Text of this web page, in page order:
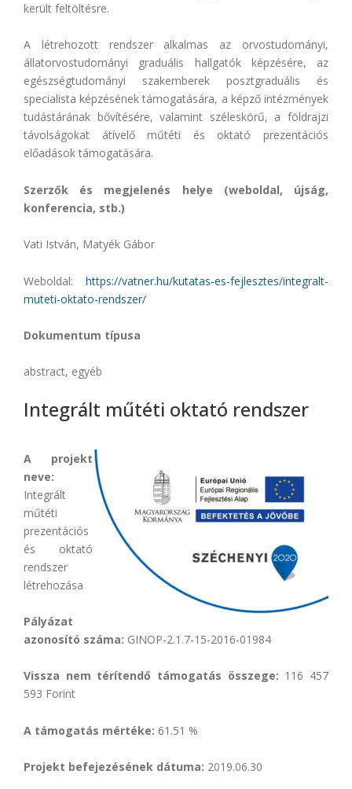
került feltöltésre.
A létrehozott rendszer alkalmas az orvostudományi,
állatorvostudományi graduális hallgatók képzésére, az
egészségtudományi szakemberek posztgraduális és
specialista képzésének támogatására, a képző intézmények
tudástárának bővítésére, valamint széleskörű, a földrajzi
távolságokat átívelő műtéti és oktató prezentációs
előadások támogatására.
Szerzők és megjelenés helye (weboldal, újság,
konferencia, stb.)
Vati István, Matyék Gábor
Weboldal: https://vatner.hu/kutatas-es-fejlesztes/integralt-
muteti-oktato-rendszer/
Dokumentum típusa
abstract, egyéb
Integrált műtéti oktató rendszer
A projekt
neve:
Integrált
műtéti
prezentációs
és oktató
rendszer
létrehozása
Pályázat
azonosító száma: GINOP-2.1.7-15-2016-01984
Vissza nem térítendő támogatás összege: 116 457
593 Forint
A támogatás mértéke: 61.51 %
Projekt befejezésének dátuma: 2019.06.30